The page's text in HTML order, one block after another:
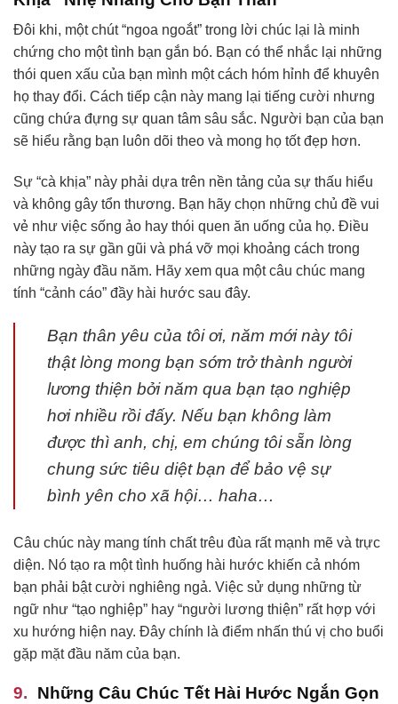
Đôi khi, một chút “ngoa ngoắt” trong lời chúc lại là minh
chứng cho một tình bạn gắn bó. Bạn có thể nhắc lại những
thói quen xấu của bạn mình một cách hóm hỉnh để khuyên
họ thay đổi. Cách tiếp cận này mang lại tiếng cười nhưng
cũng chứa đựng sự quan tâm sâu sắc. Người bạn của bạn
sẽ hiểu rằng bạn luôn dõi theo và mong họ tốt đẹp hơn.
Sự “cà khịa” này phải dựa trên nền tảng của sự thấu hiểu
và không gây tổn thương. Bạn hãy chọn những chủ đề vui
vẻ như việc sống ảo hay thói quen ăn uống của họ. Điều
này tạo ra sự gần gũi và phá vỡ mọi khoảng cách trong
những ngày đầu năm. Hãy xem qua một câu chúc mang
tính “cảnh cáo” đầy hài hước sau đây.
Bạn thân yêu của tôi ơi, năm mới này tôi
thật lòng mong bạn sớm trở thành người
lương thiện bởi năm qua bạn tạo nghiệp
hơi nhiều rồi đấy. Nếu bạn không làm
được thì anh, chị, em chúng tôi sẵn lòng
chung sức tiêu diệt bạn để bảo vệ sự
bình yên cho xã hội… haha…
Câu chúc này mang tính chất trêu đùa rất mạnh mẽ và trực
diện. Nó tạo ra một tình huống hài hước khiến cả nhóm
bạn phải bật cười nghiêng ngả. Việc sử dụng những từ
ngữ như “tạo nghiệp” hay “người lương thiện” rất hợp với
xu hướng hiện nay. Đây chính là điểm nhấn thú vị cho buổi
gặp mặt đầu năm của bạn.
Những Câu Chúc Tết Hài Hước Ngắn Gọn